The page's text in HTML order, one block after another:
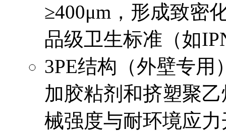
≥400μm，形成致密
品级卫生标准（如
3PE结构（外壁专
加胶粘剂和挤塑聚
械强度与耐环境应